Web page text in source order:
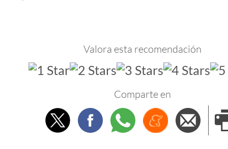
Valora esta recomendación
Comparte en
TwitterFacebookWhatsappMenéame